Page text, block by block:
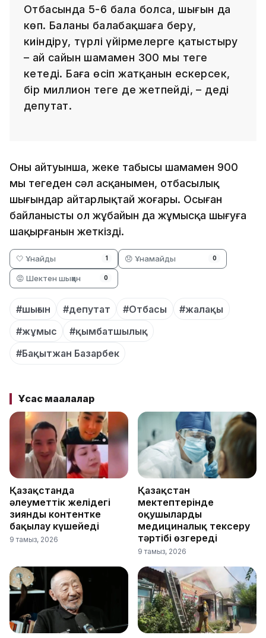
Отбасында 5-6 бала болса, шығын да
көп. Баланы балабақшаға беру,
киіндіру, түрлі үйірмелерге қатыстыру
– ай сайын шамамен 300 мың теңге
кетеді. Баға өсіп жатқанын ескерсек,
бір миллион теңге де жетпейді, – деді
депутат.
Оның айтуынша, жеке табысы шамамен 900
мың теңгеден сәл асқанымен, отбасылық
шығындар айтарлықтай жоғары. Осыған
байланысты ол жұбайын да жұмысқа шығуға
шақырғанын жеткізді.
🤍 Ұнайды 1 😞 Ұнамайды 0
😡 Шектен шыққан 0
#шығын #депутат #Отбасы
#жалақы
#жұмыс
#қымбатшылық
#Бақытжан Базарбек
Ұқсас мақалалар
Қазақстанда
әлеуметтік желідегі
зиянды контентке
бақылау күшейеді
9 тамыз, 2026
Қазақстан
мектептерінде
оқушыларды
медициналық тексеру
тәртібі өзгереді
9 тамыз, 2026